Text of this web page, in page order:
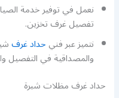
نعمل في توفير خدمة
تفصيل غرف تخزين.
نتميز عبر فنيحداد غرف
والمصداقية في التفصيل
حداد غرف مظلات شبرة